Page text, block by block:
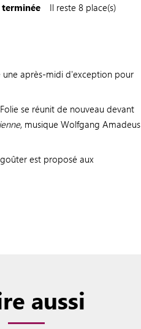
Il reste 8 place(s)
une après-midi d'exception pour
se réunit de nouveau devant
, musique Wolfgang Amadeus
est proposé aux
aussi